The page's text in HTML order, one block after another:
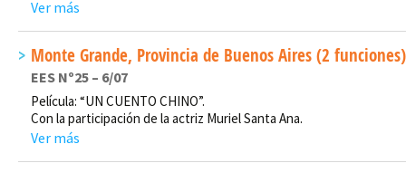
Ver más
Monte Grande, Provincia de Buenos Aires (2 funciones)
EES Nº25 – 6/07
Película: “UN CUENTO CHINO”.
Con la participación de la actriz Muriel Santa Ana.
Ver más